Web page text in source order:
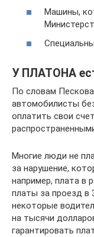
Машины,
У ПЛАТОНА
По словам
автомобилисты
оплатить свои
Многие люди не
за нарушение,
например, плата в
платы за проезд в
некоторые
на тысячи
гарантировать